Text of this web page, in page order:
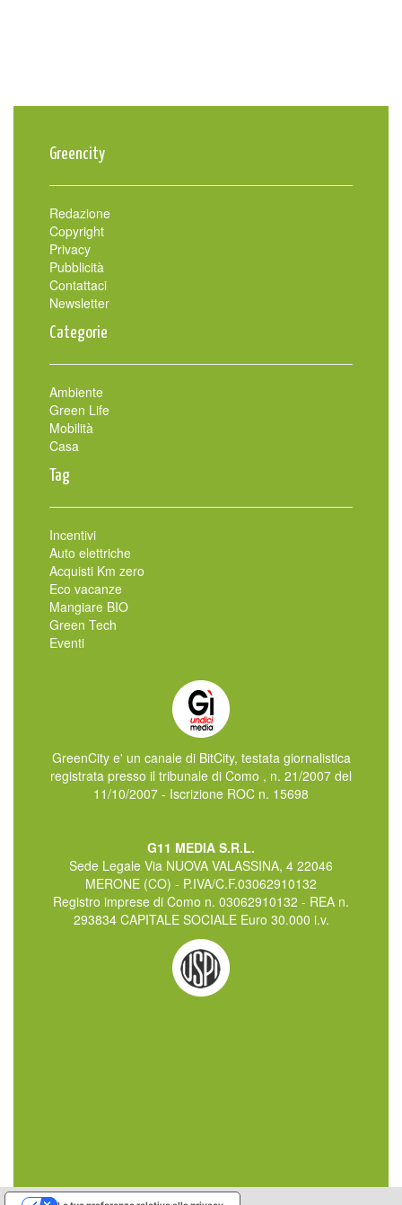
Greencity
Redazione
Copyright
Privacy
Pubblicità
Contattaci
Newsletter
Categorie
Ambiente
Green Life
Mobilità
Casa
Tag
Incentivi
Auto elettriche
Acquisti Km zero
Eco vacanze
Mangiare BIO
Green Tech
Eventi
GreenCity e' un canale di BitCity, testata giornalistica
registrata presso il tribunale di Como , n. 21/2007 del
11/10/2007 - Iscrizione ROC n. 15698
G11 MEDIA S.R.L.
Sede Legale Via NUOVA VALASSINA, 4 22046
MERONE (CO) - P.IVA/C.F.03062910132
Registro imprese di Como n. 03062910132 - REA n.
293834 CAPITALE SOCIALE Euro 30.000 i.v.